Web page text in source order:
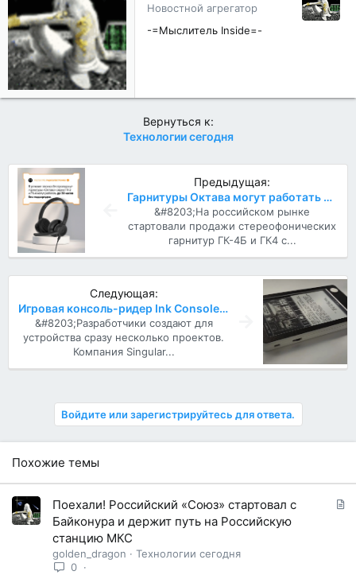
с
т
и
:
Новостной агрегатор
-=Мыслитель Inside=-
Вернуться к:
Технологии сегодня
Предыдущая:
Гарнитуры Октава могут работать до 30 часов без подзарядки
&#8203;На российском рынке
стартовали продажи стереофонических
гарнитур ГК-4Б и ГК4 с...
Следующая:
Игровая консоль-ридер Ink Console с экраном E Ink
&#8203;Разработчики создают для
устройства сразу несколько проектов.
Компания Singular...
Войдите или зарегистрируйтесь для ответа.
Похожие темы
С
Поехали! Российский «Союз» стартовал с
Байконура и держит путь на Российскую
станцию МКС
golden_dragon
Технологии сегодня
0